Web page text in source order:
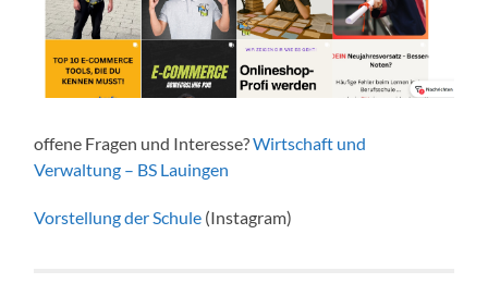
offene Fragen und Interesse?Wirtschaft und
Verwaltung – BS Lauingen
Vorstellung der Schule (Instagram)